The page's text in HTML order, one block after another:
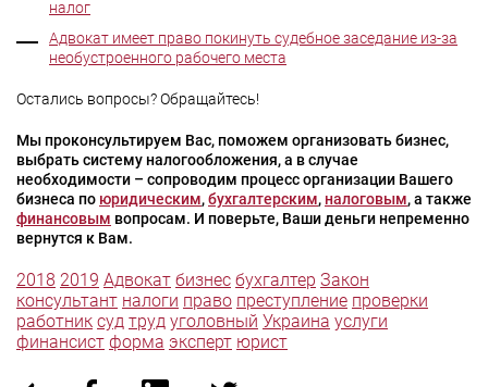
налог
Адвокат имеет право покинуть судебное заседание из-за
необустроенного рабочего места
Остались вопросы? Обращайтесь!
Мы проконсультируем Вас, поможем организовать бизнес,
выбрать систему налогообложения, а в случае
необходимости – сопроводим процесс организации Вашего
бизнеса по юридическим,бухгалтерским, налоговым, а также
финансовым вопросам. И поверьте, Ваши деньги непременно
вернутся к Вам.
2018 2019 Адвокат бизнес бухгалтер Закон
консультант налоги право преступление проверки
работник суд труд уголовный Украина услуги
финансист форма эксперт юрист